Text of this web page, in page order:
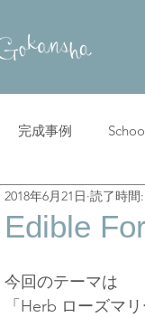
完成事例
Edible
2018年6月21日 読了時間
今回のテーマは
「Herb ローズマ